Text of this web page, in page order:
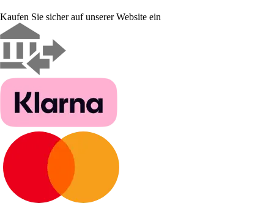
Kaufen Sie sicher auf unserer Website ein